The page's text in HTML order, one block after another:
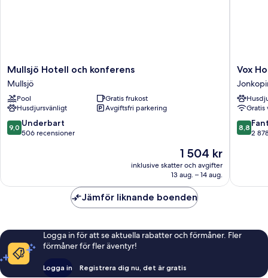
Mullsjö
Hotell
och
konferens
Mullsjö
Mullsjö Hotell och konferens
Mullsjö
Pool
Gratis frukost
Husdjursvänligt
Avgiftsfri parkering
9.0
av
9,0 Underbart
506 recensioner
Priset
1 504 kr
1 504 kr
inklusive skatter och avgifter
13 aug. – 14 aug.
Vox
Hotel
Vox
8.8
av
8,8
2
Jämför liknande boenden
Logga in för att se aktuella rabatter och förmåner. Fler
förmåner för fler äventyr!
Logga in Registrera dig nu, det är gratis